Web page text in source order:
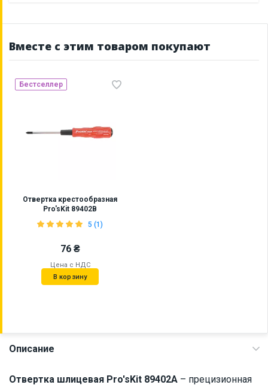
Вместе с этим товаром покупают
Бестселлер
Отвертка крестообразная
Pro'sKit 89402B
5 (1)
76 ₴
Цена с НДС
В корзину
Наличие на складе: Львов
Описание
Отвертка шлицевая Pro'sKit 89402A – прецизионная